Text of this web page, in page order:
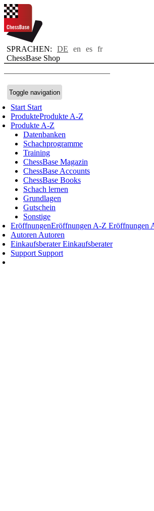
SPRACHEN: DE en es fr
ChessBase Shop
Toggle navigation
Start Start
ProdukteProdukte A-Z
Produkte A-Z
Datenbanken
Schachprogramme
Training
ChessBase Magazin
ChessBase Accounts
ChessBase Books
Schach lernen
Grundlagen
Gutschein
Sonstige
EröffnungenEröffnungen A-Z Eröffnungen
Autoren Autoren
EinkaufsberaterEinkaufsberater
Support Support